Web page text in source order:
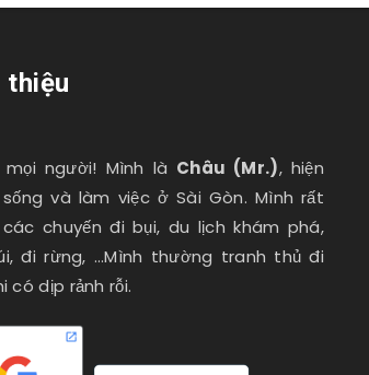
thiệu
mọi người! Mình là Châu (Mr.), hiện
và làm việc ở Sài Gòn. Mình rất
chuyến đi bụi, du lịch khám phá,
đi rừng, …Mình thường tranh thủ đi
có dịp rảnh rỗi.